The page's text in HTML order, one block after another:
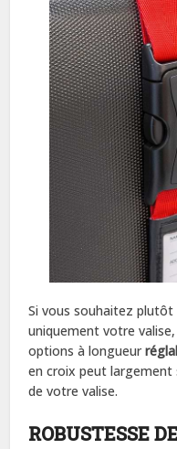
Si vous souhaitez
uniquement votre
options à longueur
en croix peut
de votre valise.
ROBUSTESSE